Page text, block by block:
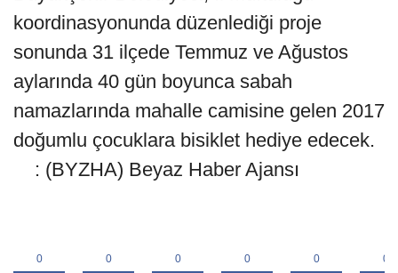
koordinasyonunda düzenlediği proje
sonunda 31 ilçede Temmuz ve Ağustos
aylarında 40 gün boyunca sabah
namazlarında mahalle camisine gelen 2017
doğumlu çocuklara bisiklet hediye edecek.
: (BYZHA) Beyaz Haber Ajansı